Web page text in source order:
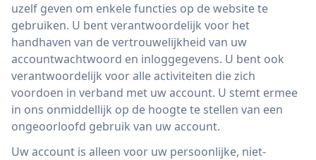
uzelf geven om enkele functies op de website te
gebruiken. U bent verantwoordelijk voor het
handhaven van de vertrouwelijkheid van uw
accountwachtwoord en inloggegevens. U bent ook
verantwoordelijk voor alle activiteiten die zich
voordoen in verband met uw account. U stemt ermee
in ons onmiddellijk op de hoogte te stellen van een
ongeoorloofd gebruik van uw account.
Uw account is alleen voor uw persoonlijke, niet-